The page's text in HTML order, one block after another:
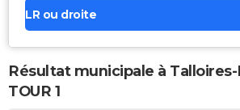
LR ou droite
Résultat municipale à
TOUR 1